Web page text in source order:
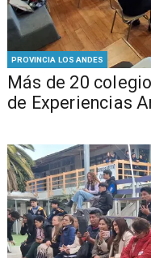
PROVINCIA LOS ANDES
Más de 20
de Experiencias